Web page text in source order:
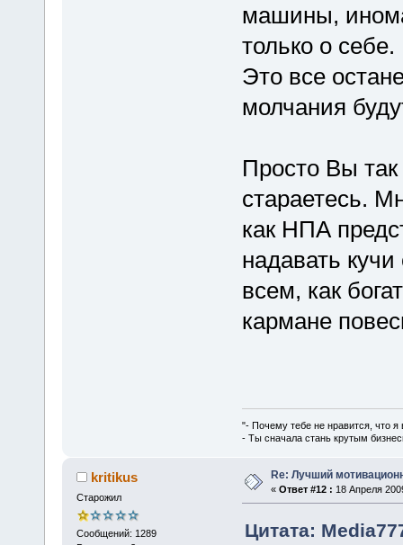
машины,
только о себе.
Это все
молчания
Просто Вы
стараетесь.
как НПА
надавать
всем, как
кармане
"- Почему тебе не нравится, что я
- Ты сначала стань крутым
kritikus
Старожил
Сообщений: 1289
Re: Лучший
« Ответ #12 : 18 Апреля
Цитата: